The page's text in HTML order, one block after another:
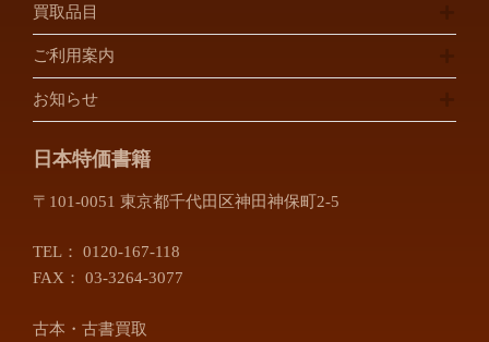
買取品目
ご利用案内
お知らせ
日本特価書籍
〒101-0051 東京都千代田区神田神保町2-5
TEL： 0120-167-118
FAX： 03-3264-3077
古本・古書買取